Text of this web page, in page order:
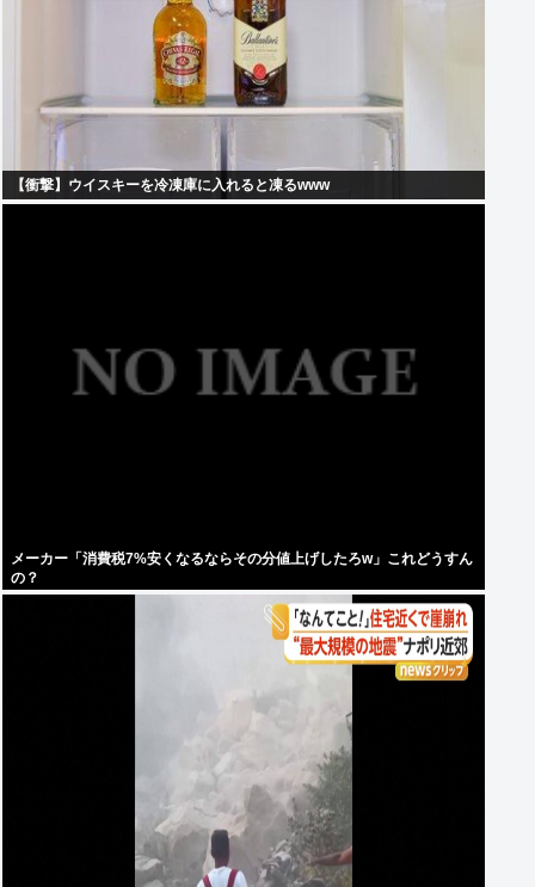
【衝撃】ウイスキーを冷凍庫に入れると凍るwww
メーカー「消費税7%安くなるならその分値上げしたろw」これどうすん
の？